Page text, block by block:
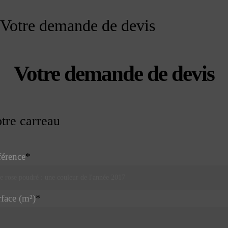
Votre demande de devis
Votre demande de devis
carreau
*
(m²)*